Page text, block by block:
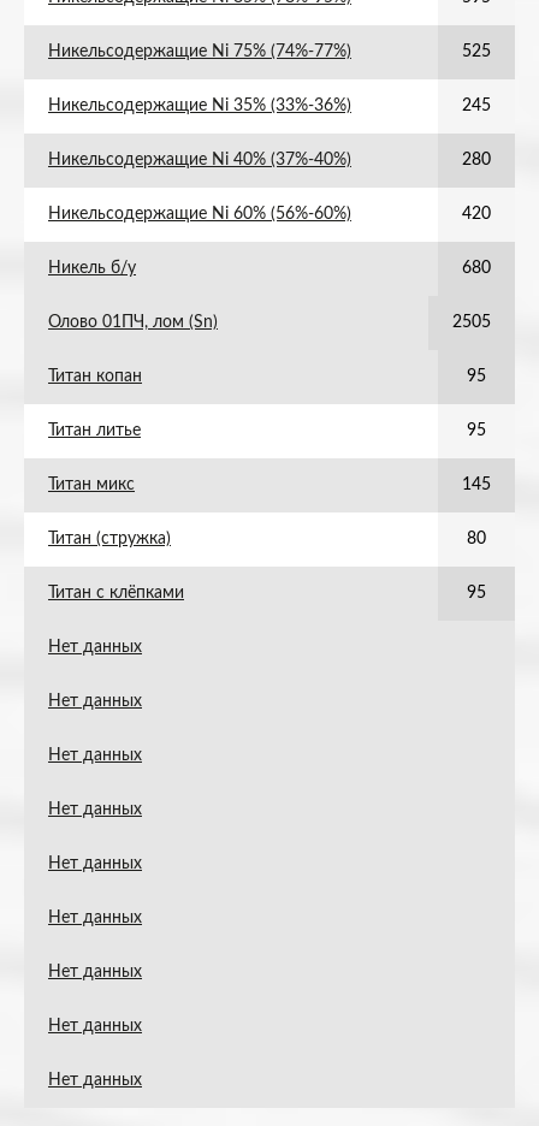
Никельсодержащие Ni 75% (74%-77%) 525
Никельсодержащие Ni 35% (33%-36%) 245
Никельсодержащие Ni 40% (37%-40%) 280
Никельсодержащие Ni 60% (56%-60%) 420
Никель б/у 680
Олово 01ПЧ, лом (Sn) 2505
Титан копан 95
Титан литье 95
Титан микс 145
Титан (стружка) 80
Титан с клёпками 95
Нет данных
Нет данных
Нет данных
Нет данных
Нет данных
Нет данных
Нет данных
Нет данных
Нет данных